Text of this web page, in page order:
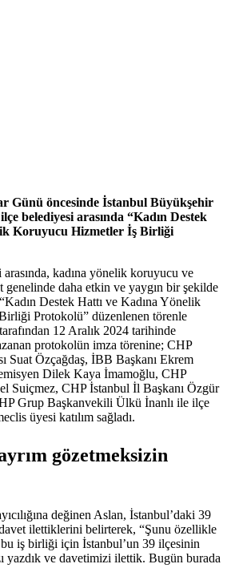
Günü öncesinde İstanbul Büyükşehir
belediyesi arasında “Kadın Destek
Koruyucu Hizmetler İş Birliği
kadına yönelik koruyucu ve
daha etkin ve yaygın bir şekilde
Destek Hattı ve Kadına Yönelik
Protokolü” düzenlenen törenle
12 Aralık 2024 tarihinde
protokolün imza törenine; CHP
Suat Özçağdaş, İBB Başkanı Ekrem
Dilek Kaya İmamoğlu, CHP
Suiçmez, CHP İstanbul İl Başkanı Özgür
Grup Başkanvekili Ülkü İnanlı ile ilçe
üyesi katılım sağladı.
gözetmeksizin
değinen Aslan, İstanbul’daki 39
ilettiklerini belirterek, “Şunu özellikle
iş birliği için İstanbul’un 39 ilçesinin
yazdık ve davetimizi ilettik. Bugün burada